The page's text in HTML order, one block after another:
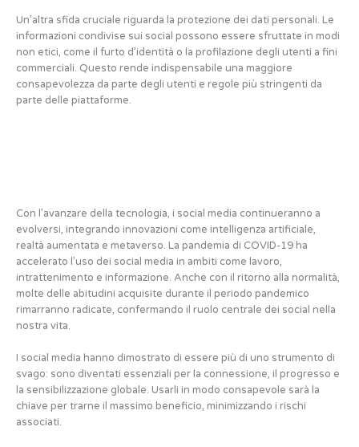
Un’altra sfida cruciale riguarda la protezione dei dati personali. Le
informazioni condivise sui social possono essere sfruttate in modi
non etici, come il furto d’identità o la profilazione degli utenti a fini
commerciali. Questo rende indispensabile una maggiore
consapevolezza da parte degli utenti e regole più stringenti da
parte delle piattaforme.
Con l’avanzare della tecnologia, i social media continueranno a
evolversi, integrando innovazioni come intelligenza artificiale,
realtà aumentata e metaverso. La pandemia di COVID-19 ha
accelerato l’uso dei social media in ambiti come lavoro,
intrattenimento e informazione. Anche con il ritorno alla normalità,
molte delle abitudini acquisite durante il periodo pandemico
rimarranno radicate, confermando il ruolo centrale dei social nella
nostra vita.
I social media hanno dimostrato di essere più di uno strumento di
svago: sono diventati essenziali per la connessione, il progresso e
la sensibilizzazione globale. Usarli in modo consapevole sarà la
chiave per trarne il massimo beneficio, minimizzando i rischi
associati.